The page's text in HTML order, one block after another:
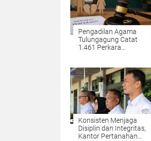
Pengadilan Agama
Tulungagung Catat
1.461 Perkara
Ekonomi dan Zina
Jadi Alasan
Konsisten Menjaga
Disiplin dan Integritas,
Kantor Pertanahan